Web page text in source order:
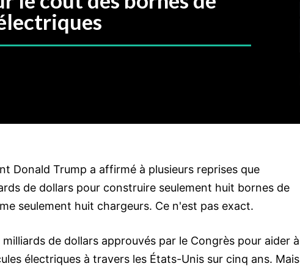
Donald Trump a affirmé à plusieurs reprises que
de dollars pour construire seulement huit bornes de
seulement huit chargeurs. Ce n'est pas exact.
de dollars approuvés par le Congrès pour aider à
électriques à travers les États-Unis sur cinq ans. Mais